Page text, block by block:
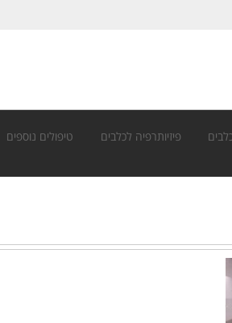
פיזיותרפיה לכלבים טיפולים נוספים